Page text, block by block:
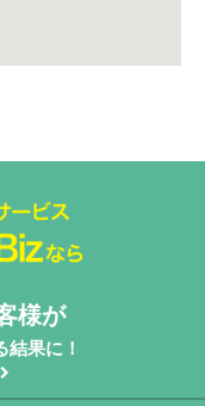
スエネ
様が
果に！